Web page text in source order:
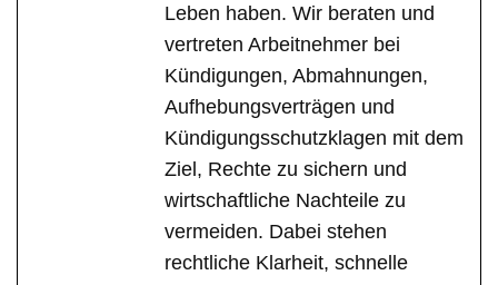
Leben haben. Wir beraten und
vertreten Arbeitnehmer bei
Kündigungen, Abmahnungen,
Aufhebungsverträgen und
Kündigungsschutzklagen mit dem
Ziel, Rechte zu sichern und
wirtschaftliche Nachteile zu
vermeiden. Dabei stehen
rechtliche Klarheit, schnelle